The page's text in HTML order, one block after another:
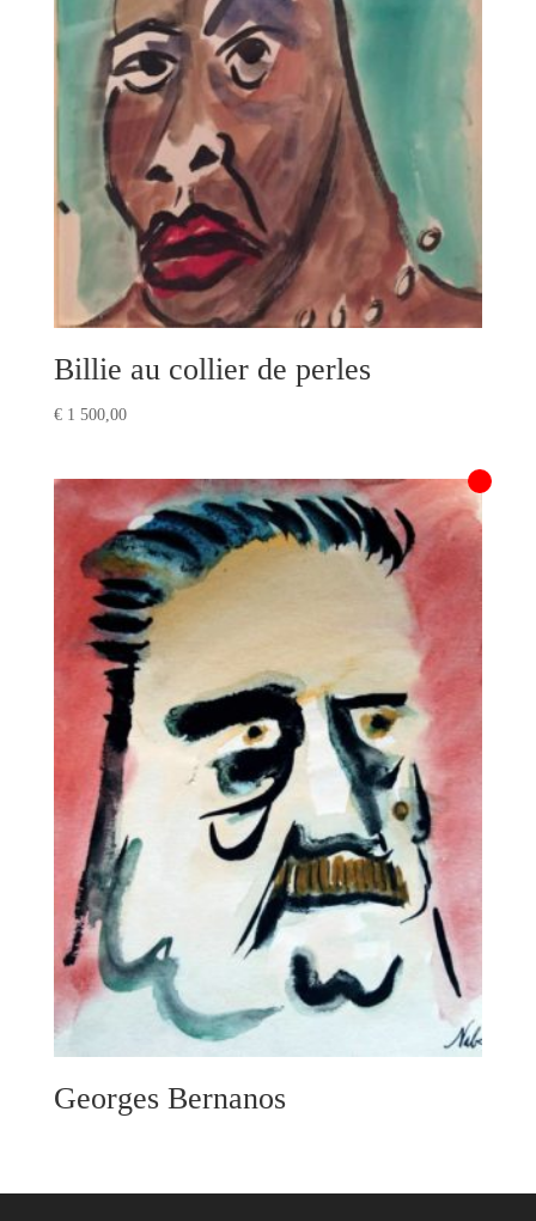
Billie au collier de perles
€1 500,00
Georges Bernanos